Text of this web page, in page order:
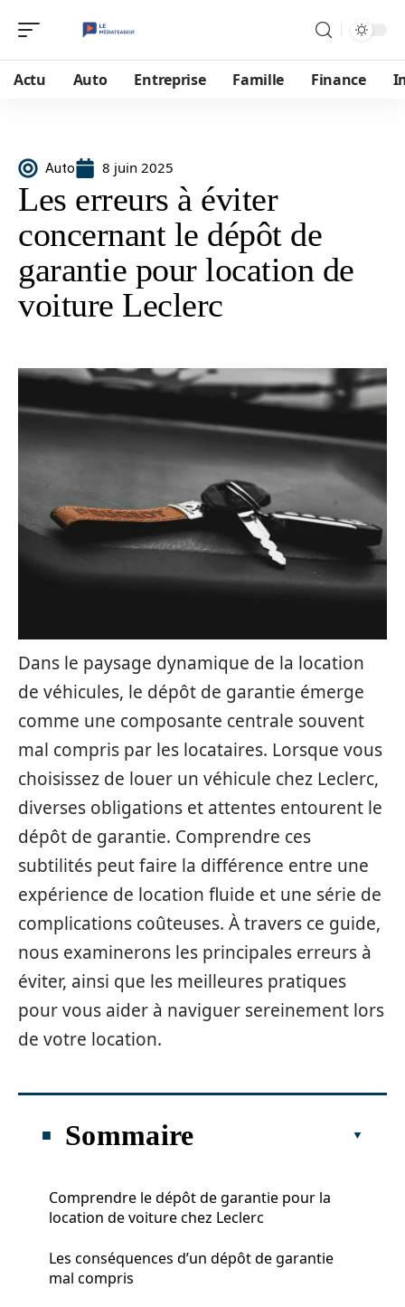
Actu Auto Entreprise Famille Finance
Auto 8 juin 2025
Les erreurs à éviter
concernant le dépôt de
garantie pour location de
voiture Leclerc
Dans le paysage dynamique de la location
de véhicules, le dépôt de garantie émerge
comme une composante centrale souvent
mal compris par les locataires. Lorsque vous
choisissez de louer un véhicule chez Leclerc,
diverses obligations et attentes entourent le
dépôt de garantie. Comprendre ces
subtilités peut faire la différence entre une
expérience de location fluide et une série de
complications coûteuses. À travers ce guide,
nous examinerons les principales erreurs à
éviter, ainsi que les meilleures pratiques
pour vous aider à naviguer sereinement lors
de votre location.
Sommaire
Comprendre le dépôt de garantie pour la
location de voiture chez Leclerc
Les conséquences d’un dépôt de garantie
mal compris